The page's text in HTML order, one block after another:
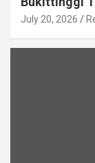
July 20, 2026